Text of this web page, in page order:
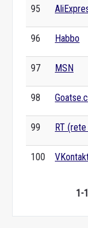
95
96 Habbo
97 MSN
98
99 RT
100
1-